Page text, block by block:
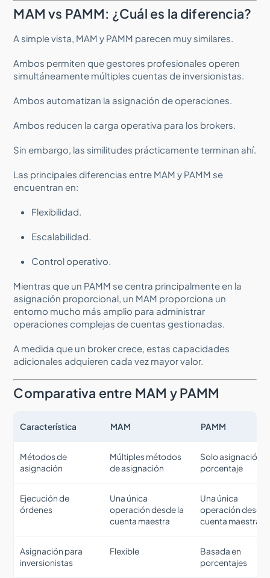
MAM vs PAMM: ¿Cuál es la diferencia?
A simple vista, MAM y PAMM parecen muy similares.
Ambos permiten que gestores profesionales operen
simultáneamente múltiples cuentas de inversionistas.
Ambos automatizan la asignación de operaciones.
Ambos reducen la carga operativa para los brokers.
Sin embargo, las similitudes prácticamente terminan ahí.
Las principales diferencias entre MAM y PAMM se
encuentran en:
Flexibilidad.
Escalabilidad.
Control operativo.
Mientras que un PAMM se centra principalmente en la
asignación proporcional, un MAM proporciona un
entorno mucho más amplio para administrar
operaciones complejas de cuentas gestionadas.
A medida que un broker crece, estas capacidades
adicionales adquieren cada vez mayor valor.
Comparativa entre MAM y PAMM
Característica MAM PAMM
Métodos de
asignación
Múltiples métodos
de asignación
Solo asignación
porcentaje
Ejecución de
órdenes
Una única
operación desde la
cuenta maestra
Una única
operación desde
cuenta maestra
Asignación para
inversionistas
Flexible
Basada en
porcentajes